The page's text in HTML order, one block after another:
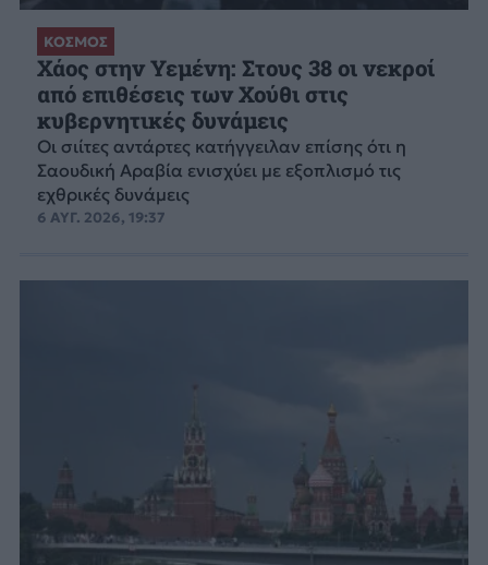
ΚΟΣΜΟΣ
Χάος στην Υεμένη: Στους 38 οι νεκροί
από επιθέσεις των Χούθι στις
κυβερνητικές δυνάμεις
Οι σιίτες αντάρτες κατήγγειλαν επίσης ότι η
Σαουδική Αραβία ενισχύει με εξοπλισμό τις
εχθρικές δυνάμεις
6 ΑΥΓ. 2026, 19:37